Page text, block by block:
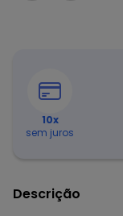
10x
sem juros
Descrição